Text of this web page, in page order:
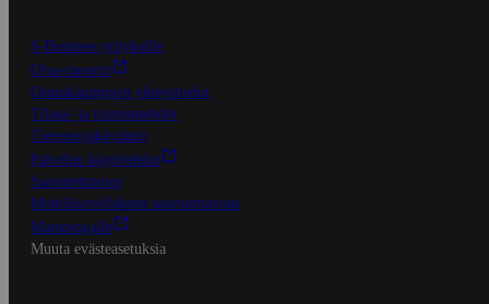
S-Business yrityksille
Oiva-raportit
Osuuskauppojen yhteystiedot
Tilaus- ja toimitusehdot
Tietosuojakäytäntö
Palvelun käyttöehdot
Saavutettavuus
Mobiilisovelluksen saavutettavuus
Mainostajalle
Muuta evästeasetuksia